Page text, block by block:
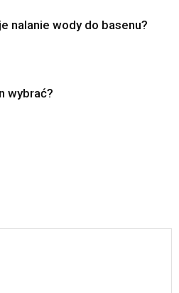
nalanie wody do basenu?
wybrać?